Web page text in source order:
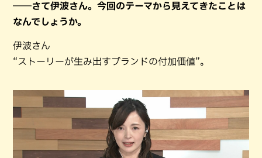
――さて伊波さん。今回のテーマから見えてきたことは
なんでしょうか。
伊波さん
“ストーリーが生み出すブランドの付加価値”。